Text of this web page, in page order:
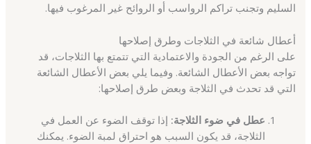
السليم وتجنب تراكم الرواسب أو الروائح غير المرغوب فيها.
أعطال شائعة في الثلاجات وطرق إصلاحها
على الرغم من الجودة والاعتمادية التي تتمتع بها الثلاجات، قد
تواجه بعض الأعطال الشائعة. وفيما يلي بعض الأعطال الشائعة
التي قد تحدث في الثلاجة وبعض طرق إصلاحها:
عطل في ضوء الثلاجة: إذا توقف الضوء عن العمل في
الثلاجة، قد يكون السبب هو احتراق لمبة الضوء. يمكنك